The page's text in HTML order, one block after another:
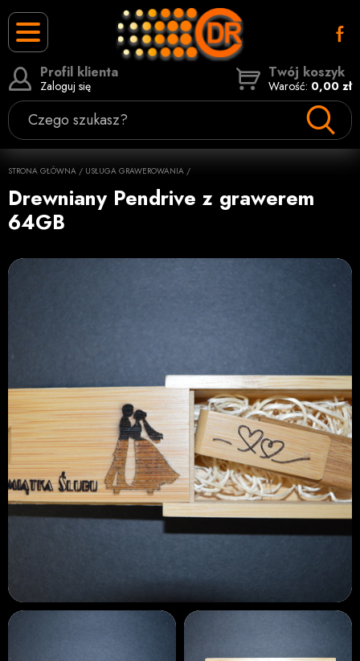
Czego szukasz?
Profil klienta
Zaloguj się
Twój koszyk
Warość: 0,00 zł
STRONA GŁÓWNA / USŁUGA GRAWEROWANIA /
Drewniany Pendrive z grawerem
64GB